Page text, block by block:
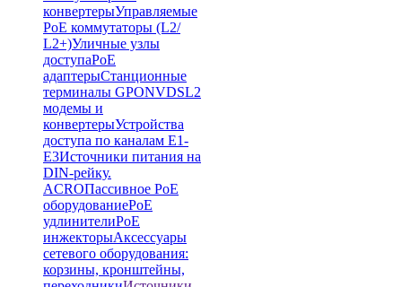
конвертерыУправляемые
PoE коммутаторы (L2/
L2+)Уличные узлы
доступаPoE
адаптерыСтанционные
терминалы GPONVDSL2
модемы и
конвертерыУстройства
доступа по каналам E1-
E3Источники питания на
DIN-рейку.
ACROПассивное PoE
оборудованиеPoE
удлинителиPoE
инжекторыАксессуары
сетевого оборудования:
корзины, кронштейны,